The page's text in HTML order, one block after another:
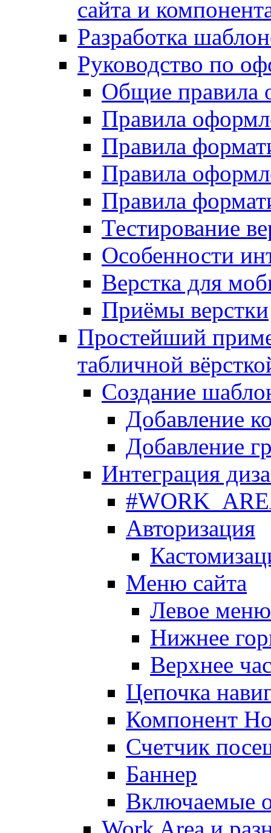
сайта и
Разработка
Руководство по
Общие правила
Правила
Правила
Правила
Правила
Тестирование
Особенности
Верстка для
Приёмы верстки
Простейший
табличной
Создание
Добавление
Добавление
Интеграция
Авторизация
Меню сайта
Левое меню
Нижнее
Верхнее
Цепочка
Компонент
Счетчик
Баннер
Включаемые